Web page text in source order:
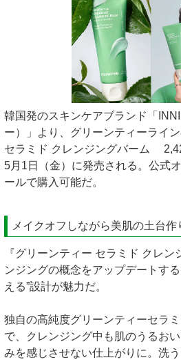
韓国発のスキンケアブランド「
ー）」より、グリーンティーライ
セラミド クレンジングバーム
5月1日（金）に発売される。公式
ールで購入可能だ。
メイクオフしながら美肌の土台作
『グリーンティー セラミド クレ
ンジングの概念をアップデートす
える”設計が魅力だ。
独自の高純度グリーンティーセラ
で、クレンジング中も肌のうるお
みを感じさせない仕上がりに。洗